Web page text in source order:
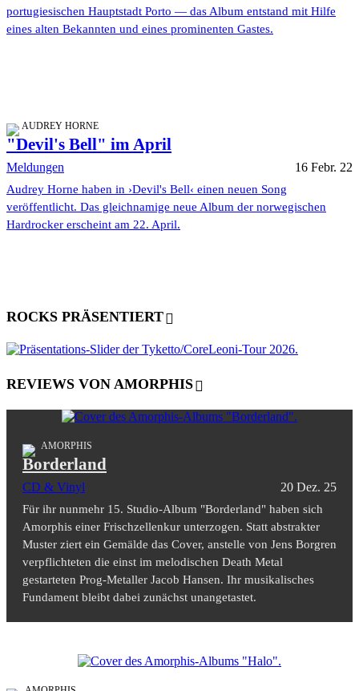
portugiesischen Hauptstadt Porto — das Album entstand mit Hilfe
eines alten Bekannten und eines prominenten Gastes.
AUDREY HORNE
"Devil's Bell" im April
Meldungen 16 Febr. 22
Audrey Horne haben in ›Devil's Bell‹ einen neuen Song
veröffentlicht. Das gleichnamige neue Album der norwegischen
Hardrocker erscheint am 22. April.
ROCKS PRÄSENTIERT
REVIEWS VON AMORPHIS
AMORPHIS
Borderland
CD & Vinyl 20 Dez. 25
Für ihr nunmehr 15. Studio-Album "Borderland" haben sich
Amorphis einer Frischzellenkur unterzogen. Statt abstrakter
Muster ziert ein Gemälde das Cover, anstelle von Jens Borgren
verpflichteten die einst im melodischen Death Metal
gestarteten Prog-Metaller Jacob Hansen. Ihr musikalisches
Fundament bleibt dabei zunächst unangetastet.